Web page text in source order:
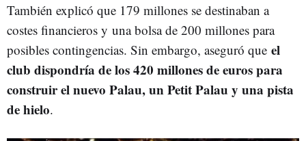
También explicó que 179 millones se destinaban a
costes financieros y una bolsa de 200 millones para
posibles contingencias. Sin embargo, aseguró que el
club dispondría de los 420 millones de euros para
construir el nuevo Palau, un Petit Palau y una pista
de hielo.